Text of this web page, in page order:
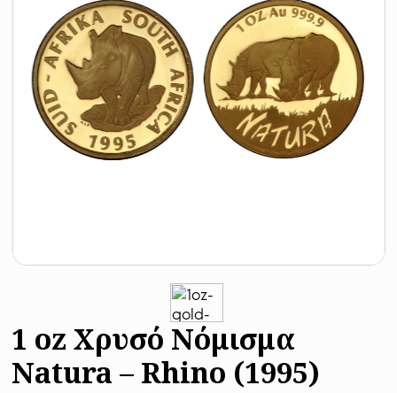
1 oz Χρυσό Νόμισμα
Natura – Rhino (1995)